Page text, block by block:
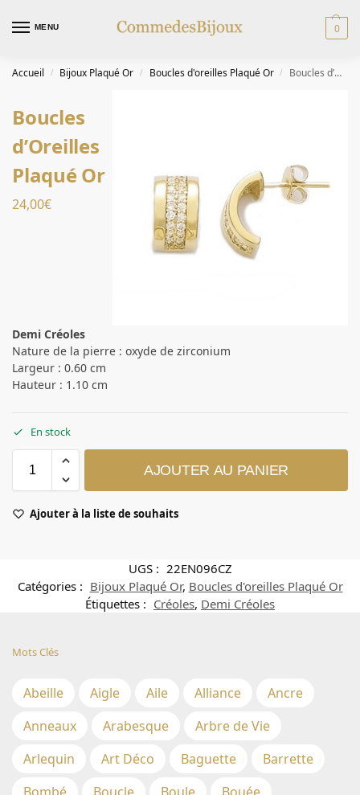
MENU 0
Accueil / Bijoux Plaqué Or / Boucles d'oreilles Plaqué Or / Boucles d’Oreilles Plaqué Or
Boucles
d’Oreilles
Plaqué Or
24,00€
Demi Créoles
Nature de la pierre : oxyde de zirconium
Largeur : 0.60 cm
Hauteur : 1.10 cm
En stock
AJOUTER AU PANIER
Ajouter à la liste de souhaits
UGS : 22EN096CZ
Catégories : Bijoux Plaqué Or, Boucles d'oreilles Plaqué Or
Étiquettes : Créoles, Demi Créoles
Mots Clés
Abeille Aigle Aile Alliance
Ancre
Anneaux
Arabesque
Arbre de Vie
Arlequin
Art Déco Baguette
Barrette